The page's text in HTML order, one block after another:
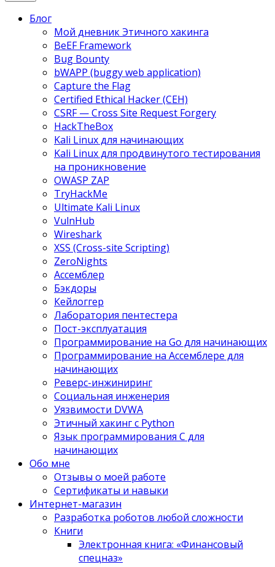
Блог
Мой дневник Этичного хакинга
BeEF Framework
Bug Bounty
bWAPP (buggy web application)
Capture the Flag
Certified Ethical Hacker (CEH)
CSRF — Cross Site Request Forgery
HackTheBox
Kali Linux для начинающих
Kali Linux для продвинутого тестирования
на проникновение
OWASP ZAP
TryHackMe
Ultimate Kali Linux
VulnHub
Wireshark
XSS (Cross-site Scripting)
ZeroNights
Ассемблер
Бэкдоры
Кейлоггер
Лаборатория пентестера
Пост-эксплуатация
Программирование на Go для начинающих
Программирование на Ассемблере для
начинающих
Реверс-инжиниринг
Социальная инженерия
Уязвимости DVWA
Этичный хакинг с Python
Язык программирования С для
начинающих
Обо мне
Отзывы о моей работе
Сертификаты и навыки
Интернет-магазин
Разработка роботов любой сложности
Книги
Электронная книга: «Финансовый
спецназ»